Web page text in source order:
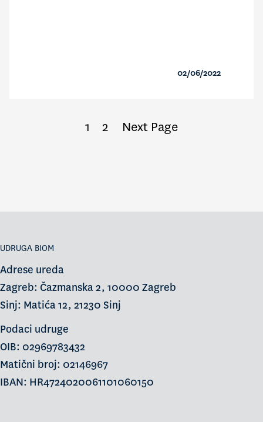
02/06/2022
1 2 Next Page
UDRUGA BIOM
Adrese ureda
Zagreb: Čazmanska 2, 10000 Zagreb
Sinj: Matića 12, 21230 Sinj
Podaci udruge
OIB: 02969783432
Matični broj: 02146967
IBAN: HR4724020061101060150